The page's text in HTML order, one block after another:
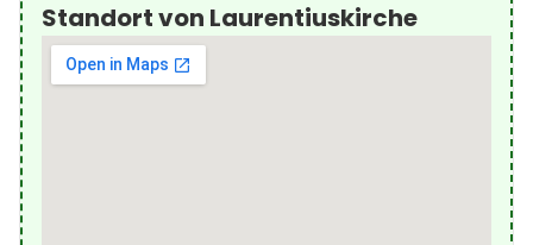
Standort von Laurentiuskirche